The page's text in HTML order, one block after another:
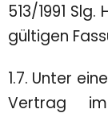
513/1991
gültigen
1.7. Unter
Vertrag